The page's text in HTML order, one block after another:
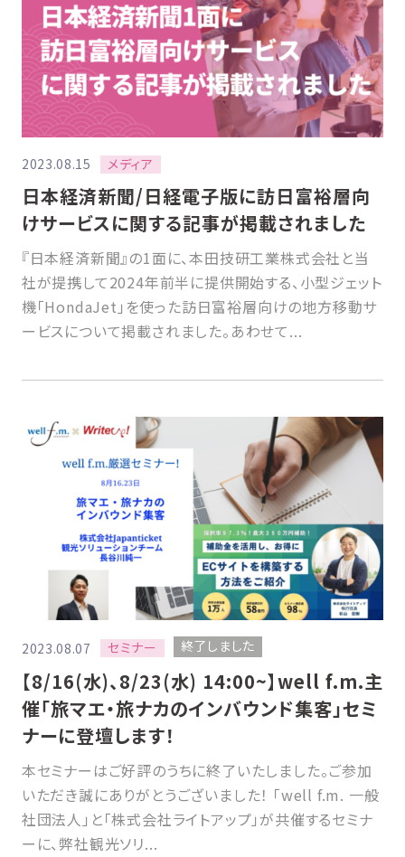
2023.08.15 メディア
日本経済新聞/日経電子版に訪日富裕層向
けサービスに関する記事が掲載されました
『日本経済新聞』の1面に、本田技研工業株式会社と当
社が提携して2024年前半に提供開始する、小型ジェット
機「HondaJet」を使った訪日富裕層向けの地方移動サ
ービスについて掲載されました。あわせて...
2023.08.07 セミナー 終了しました
【8/16(水)、8/23(水) 14:00~】well f.m.主
催「旅マエ・旅ナカのインバウンド集客」セミ
ナーに登壇します！
本セミナーはご好評のうちに終了いたしました。ご参加
いただき誠にありがとうございました！ 「well f.m. 一般
社団法人」と「株式会社ライトアップ」が共催するセミナ
ーに、弊社観光ソリ...